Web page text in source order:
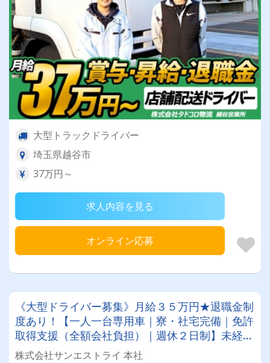
大型トラックドライバー
埼玉県越谷市
37万円～
求人内容を見る
オンライン応募
《大型ドライバー募集》月給３５万円★退職金制
度あり！【一人一台専用車｜寮・社宅完備｜免許
取得支援（全額会社負担）｜週休２日制】未経験
OK！社員思いの社長のもとでドライバー人生を
株式会社サンエストライ 本社